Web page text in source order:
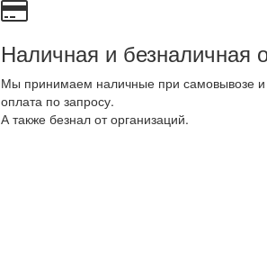
Наличная и безналичная
Мы принимаем наличные при самовывозе и
оплата по запросу.
А также безнал от организаций.